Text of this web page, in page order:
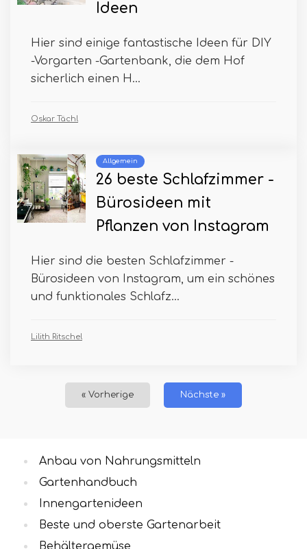
Ideen
Hier sind einige fantastische Ideen für DIY
-Vorgarten -Gartenbank, die dem Hof ​​
sicherlich einen H...
Oskar Tächl
Allgemein
26 beste Schlafzimmer -
Bürosideen mit
Pflanzen von Instagram
Hier sind die besten Schlafzimmer -
Bürosideen von Instagram, um ein schönes
und funktionales Schlafz...
Lilith Ritschel
« Vorherige Nächste »
Anbau von Nahrungsmitteln
Gartenhandbuch
Innengartenideen
Beste und oberste Gartenarbeit
Behältergemüse